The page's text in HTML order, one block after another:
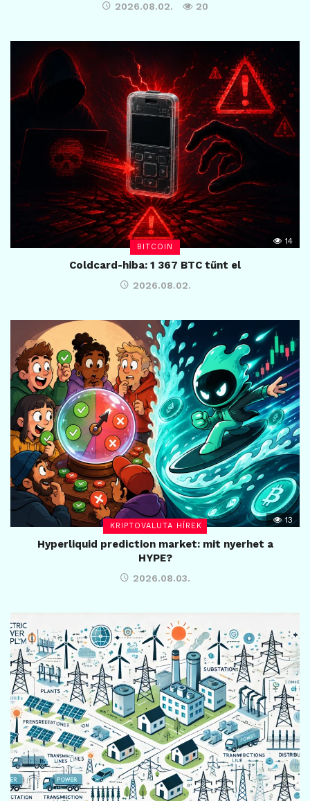
2026.08.02. 20
BITCOIN
14
Coldcard-hiba: 1 367 BTC tűnt el
2026.08.02.
KRIPTOVALUTA HÍREK
13
Hyperliquid prediction market: mit nyerhet a
HYPE?
2026.08.03.